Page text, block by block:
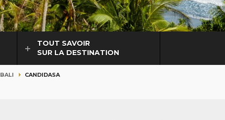
TOUT SAVOIR
SUR LA DESTINATION
BALI CANDIDASA